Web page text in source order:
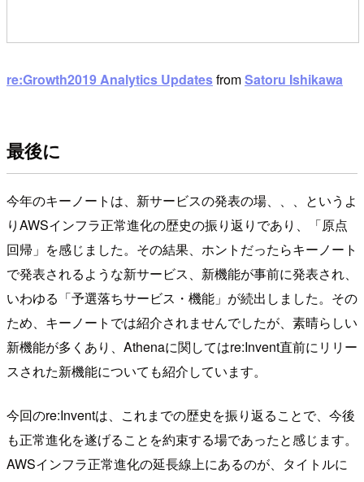
re:Growth2019 Analytics UpdatesfromSatoru Ishikawa
最後に
今年のキーノートは、新サービスの発表の場、、、というよ
りAWSインフラ正常進化の歴史の振り返りであり、「原点
回帰」を感じました。その結果、ホントだったらキーノート
で発表されるような新サービス、新機能が事前に発表され、
いわゆる「予選落ちサービス・機能」が続出しました。その
ため、キーノートでは紹介されませんでしたが、素晴らしい
新機能が多くあり、Athenaに関してはre:Invent直前にリリー
スされた新機能についても紹介しています。
今回のre:Inventは、これまでの歴史を振り返ることで、今後
も正常進化を遂げることを約束する場であったと感じます。
AWSインフラ正常進化の延長線上にあるのが、タイトルに